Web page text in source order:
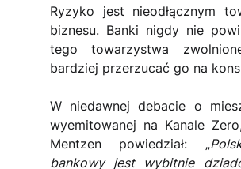
Ryzyko jest nieodłącznym
biznesu. Banki nigdy nie
tego towarzystwa
bardziej przerzucać go na
W niedawnej debacie o
wyemitowanej na Kanale
Mentzen powiedział: „
bankowy jest wybitnie